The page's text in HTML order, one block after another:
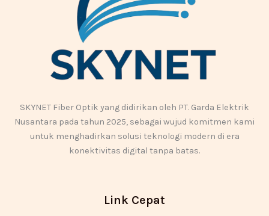
SKYNET Fiber Optik yang didirikan oleh PT. Garda Elektrik
Nusantara pada tahun 2025, sebagai wujud komitmen kami
untuk menghadirkan solusi teknologi modern di era
konektivitas digital tanpa batas.
Link Cepat